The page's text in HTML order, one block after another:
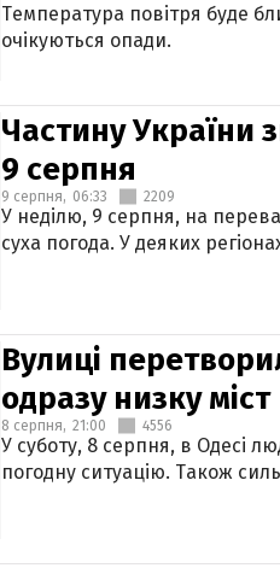
Температура повітря буде
очікуються опади.
Частину України
9 серпня
9 серпня, 06:33 2209
У неділю, 9 серпня, на
суха погода. У деяких
Вулиці
одразу низку міст
8 серпня, 21:00 4556
У суботу, 8 серпня, в Одесі
погодну ситуацію. Також